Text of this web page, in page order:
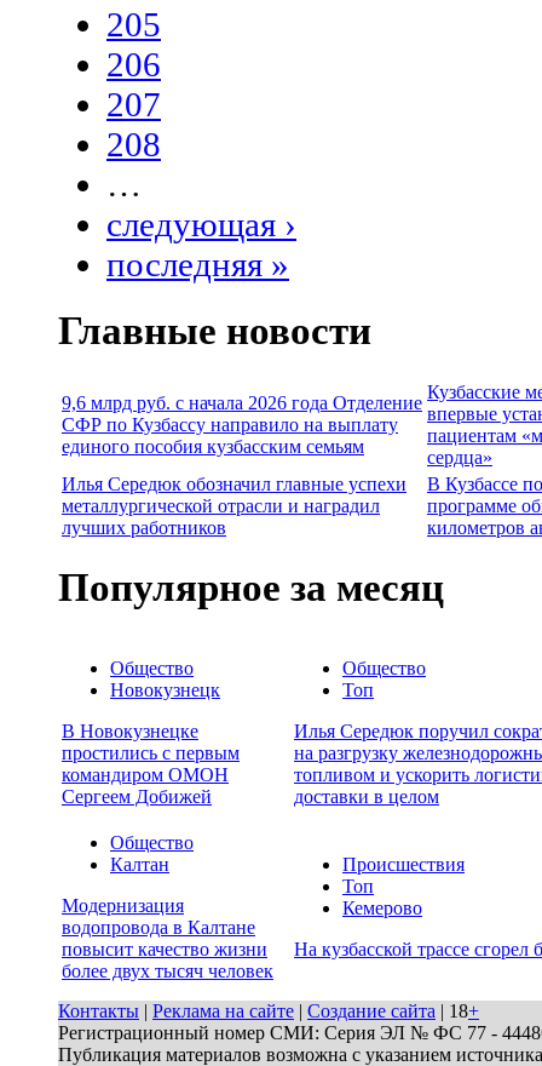
205
206
207
208
…
следующая ›
последняя »
Главные новости
9,6 млрд руб. с начала 2026 года Отделение
СФР по Кузбассу направило на выплату
единого пособия кузбасским семьям
Кузбасские
впервые
пациентам
сердца»
Илья Середюк обозначил главные успехи
металлургической отрасли и наградил
лучших работников
В Кузбассе
программе
километров
Популярное за месяц
Общество
Новокузнецк
В Новокузнецке
простились с первым
командиром ОМОН
Сергеем Добижей
Общество
Топ
Илья Середюк поручил
на разгрузку
топливом и ускорить
доставки в целом
Общество
Калтан
Модернизация
водопровода в Калтане
повысит качество жизни
более двух тысяч человек
Происшествия
Топ
Кемерово
На кузбасской трассе сгорел
Контакты | Реклама на сайте | Создание сайта | 18+
Регистрационный номер СМИ: Серия ЭЛ № ФС 77 - 44486
Публикация материалов возможна с указанием